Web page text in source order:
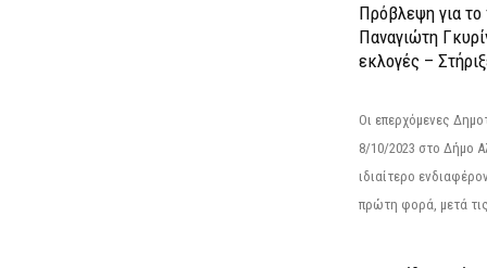
Πρόβλεψη για
Παναγιώτη
εκλογές –
Οι επερχόμενες
8/10/2023 στο Δήμο
ιδιαίτερο
πρώτη φορά, μετά τις